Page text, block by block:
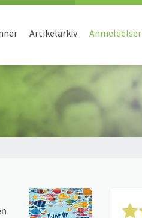
Artikelarkiv Anmeldelser